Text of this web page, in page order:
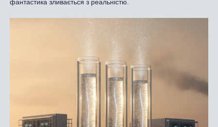
фантастика зливається з реальністю.